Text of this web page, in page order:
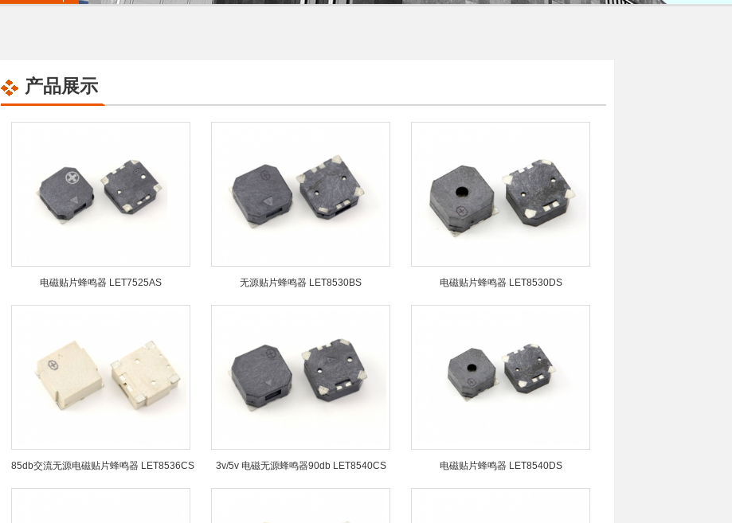
产品展示
电磁贴片蜂鸣器 LET7525AS 无源贴片蜂鸣器 LET8530BS 电磁贴片蜂鸣器 LET8530DS
85db交流无源电磁贴片蜂鸣器 LET8536CS 3v/5v 电磁无源蜂鸣器90db LET8540CS 电磁贴片蜂鸣器 LET8540DS